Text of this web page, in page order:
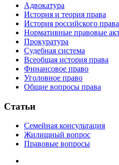
Адвокатура
История и теория права
История российского права
Нормативные правовые
Прокуратура
Судебная система
Всеобщая история права
Финансовое право
Уголовное право
Общие вопросы права
Статьи
Семейная консультация
Жилищный вопрос
Правовые вопросы